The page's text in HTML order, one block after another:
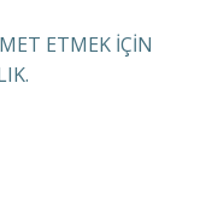
ETMEK İÇİN